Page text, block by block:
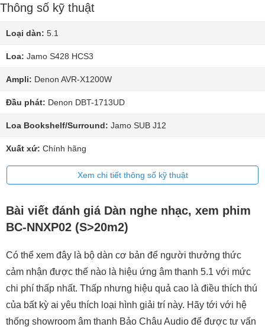
Thông số kỹ thuật
Loại dàn: 5.1
Loa: Jamo S428 HCS3
Ampli: Denon AVR-X1200W
Đầu phát: Denon DBT-1713UD
Loa Bookshelf/Surround: Jamo SUB J12
Xuất xứ: Chính hãng
Xem chi tiết thông số kỹ thuật
Bài viết đánh giá Dàn nghe nhạc, xem phim
BC-NNXP02 (S>20m2)
Có thể xem đây là bộ dàn cơ bản để người thưởng thức
cảm nhận được thế nào là hiệu ứng âm thanh 5.1 với mức
chi phí thấp nhất. Thấp nhưng hiệu quả cao là điều thích thú
của bất kỳ ai yêu thích loại hình giải trí này. Hãy tới với hệ
thống showroom âm thanh Bảo Châu Audio để được tư vấn